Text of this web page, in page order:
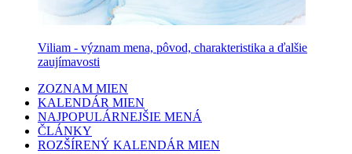
Viliam - význam mena, pôvod, charakteristika a ďalšie
zaujímavosti
ZOZNAM MIEN
KALENDÁR MIEN
NAJPOPULÁRNEJŠIE MENÁ
ČLÁNKY
ROZŠÍRENÝ KALENDÁR MIEN